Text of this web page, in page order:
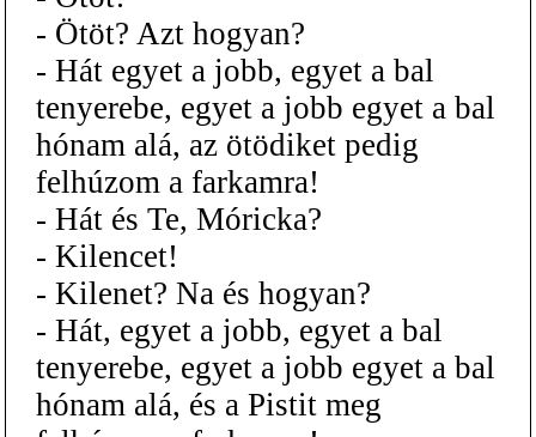
- Ötöt? Azt hogyan?
- Hát egyet a jobb, egyet a bal
tenyerebe, egyet a jobb egyet a bal
hónam alá, az ötödiket pedig
felhúzom a farkamra!
- Hát és Te, Móricka?
- Kilencet!
- Kilenet? Na és hogyan?
- Hát, egyet a jobb, egyet a bal
tenyerebe, egyet a jobb egyet a bal
hónam alá, és a Pistit meg